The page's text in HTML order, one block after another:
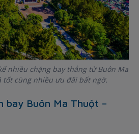
nhiều chặng bay thẳng từ Buôn Ma
tốt cùng nhiều ưu đãi bất ngờ.
bay Buôn Ma Thuột –